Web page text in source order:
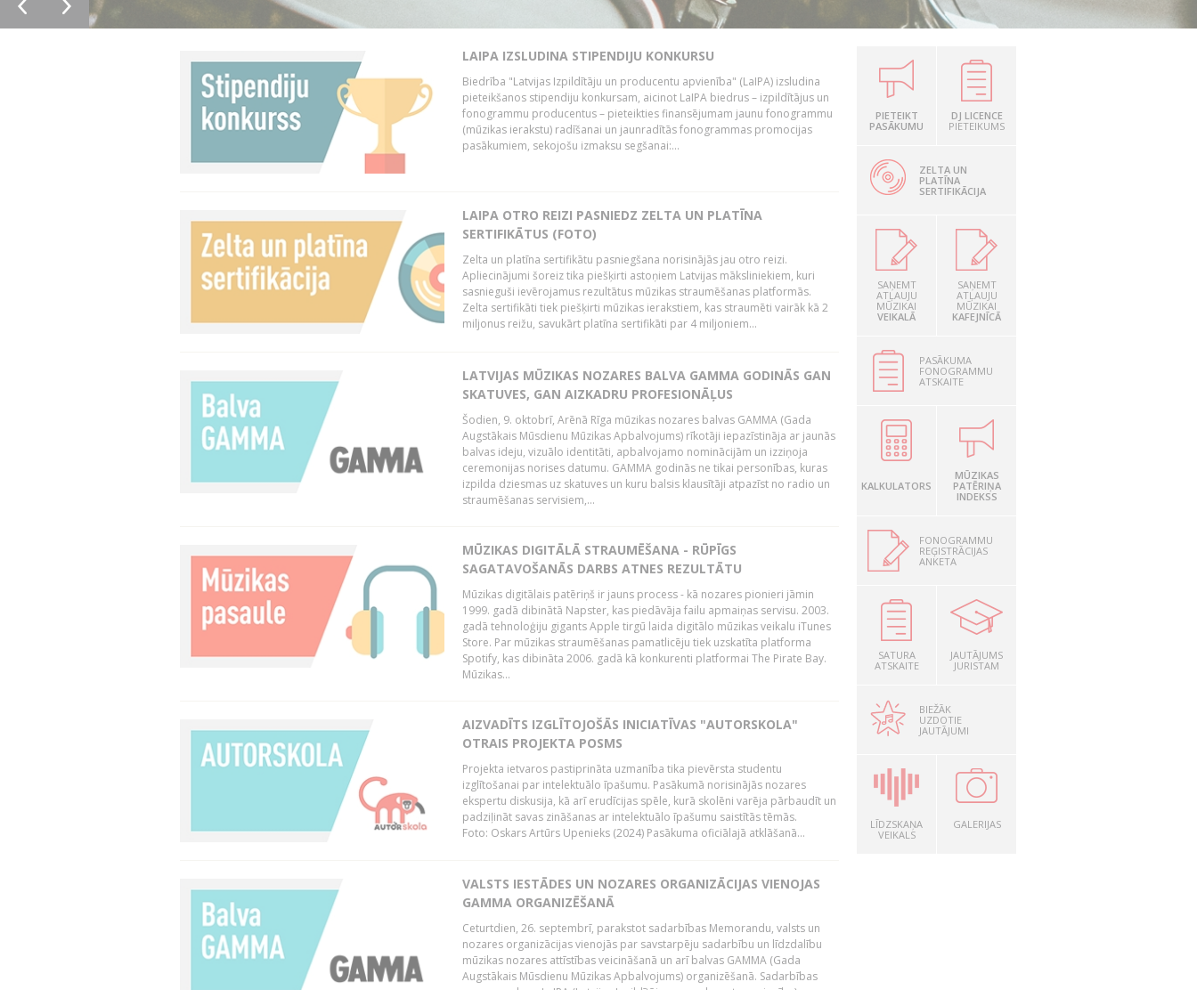
LAIPA IZSLUDINA STIPENDIJU KONKURSU
Biedrība "Latvijas Izpildītāju un producentu apvienība" (LaIPA) izsludina
pieteikšanos stipendiju konkursam, aicinot LaIPA biedrus – izpildītājus un
fonogrammu producentus – pieteikties finansējumam jaunu fonogrammu
(mūzikas ierakstu) radīšanai un jaunradītās fonogrammas promocijas
pasākumiem, sekojošu izmaksu segšanai:...
LAIPA OTRO REIZI PASNIEDZ ZELTA UN PLATĪNA
SERTIFIKĀTUS (FOTO)
Zelta un platīna sertifikātu pasniegšana norisinājās jau otro reizi.
Apliecinājumi šoreiz tika piešķirti astoņiem Latvijas māksliniekiem, kuri
sasnieguši ievērojamus rezultātus mūzikas straumēšanas platformās.
Zelta sertifikāti tiek piešķirti mūzikas ierakstiem, kas straumēti vairāk kā 2
miljonus reižu, savukārt platīna sertifikāti par 4 miljoniem...
LATVIJAS MŪZIKAS NOZARES BALVA GAMMA GODINĀS GAN
SKATUVES, GAN AIZKADRU PROFESIONĀĻUS
Šodien, 9. oktobrī, Arēnā Rīga mūzikas nozares balvas GAMMA (Gada
Augstākais Mūsdienu Mūzikas Apbalvojums) rīkotāji iepazīstināja ar jaunās
balvas ideju, vizuālo identitāti, apbalvojamo nominācijām un izziņoja
ceremonijas norises datumu. GAMMA godinās ne tikai personības, kuras
izpilda dziesmas uz skatuves un kuru balsis klausītāji atpazīst no radio un
straumēšanas servisiem,...
MŪZIKAS DIGITĀLĀ STRAUMĒŠANA - RŪPĪGS
SAGATAVOŠANĀS DARBS ATNES REZULTĀTU
Mūzikas digitālais patēriņš ir jauns process - kā nozares pionieri jāmin
1999. gadā dibinātā Napster, kas piedāvāja failu apmaiņas servisu. 2003.
gadā tehnoloģiju gigants Apple tirgū laida digitālo mūzikas veikalu iTunes
Store. Par mūzikas straumēšanas pamatlicēju tiek uzskatīta platforma
Spotify, kas dibināta 2006. gadā kā konkurenti platformai The Pirate Bay.
Mūzikas...
AIZVADĪTS IZGLĪTOJOŠĀS INICIATĪVAS "AUTORSKOLA"
OTRAIS PROJEKTA POSMS
Projekta ietvaros pastiprināta uzmanība tika pievērsta studentu
izglītošanai par intelektuālo īpašumu. Pasākumā norisinājās nozares
ekspertu diskusija, kā arī erudīcijas spēle, kurā skolēni varēja pārbaudīt un
padziļināt savas zināšanas ar intelektuālo īpašumu saistītās tēmās.
Foto: Oskars Artūrs Upenieks (2024) Pasākuma oficiālajā atklāšanā...
VALSTS IESTĀDES UN NOZARES ORGANIZĀCIJAS VIENOJAS
GAMMA ORGANIZĒŠANĀ
Ceturtdien, 26. septembrī, parakstot sadarbības Memorandu, valsts un
nozares organizācijas vienojās par savstarpēju sadarbību un līdzdalību
mūzikas nozares attīstības veicināšanā un arī balvas GAMMA (Gada
Augstākais Mūsdienu Mūzikas Apbalvojums) organizēšanā. Sadarbības
PIETEIKT
PASĀKUMU
DJ LICENCE
PIETEIKUMS
ZELTA UN
PLATĪNA
SERTIFIKĀCIJA
SAŅEMT
ATĻAUJU
MŪZIKAI
VEIKALĀ
SAŅEMT
ATĻAUJU
MŪZIKAI
KAFEJNĪCĀ
PASĀKUMA
FONOGRAMMU
ATSKAITE
KALKULATORS
MŪZIKAS
PATĒRIŅA
INDEKSS
FONOGRAMMU
REĢISTRĀCIJAS
ANKETA
SATURA
ATSKAITE
JAUTĀJUMS
JURISTAM
BIEŽĀK
UZDOTIE
JAUTĀJUMI
LĪDZSKAŅA
VEIKALS
GALERIJAS